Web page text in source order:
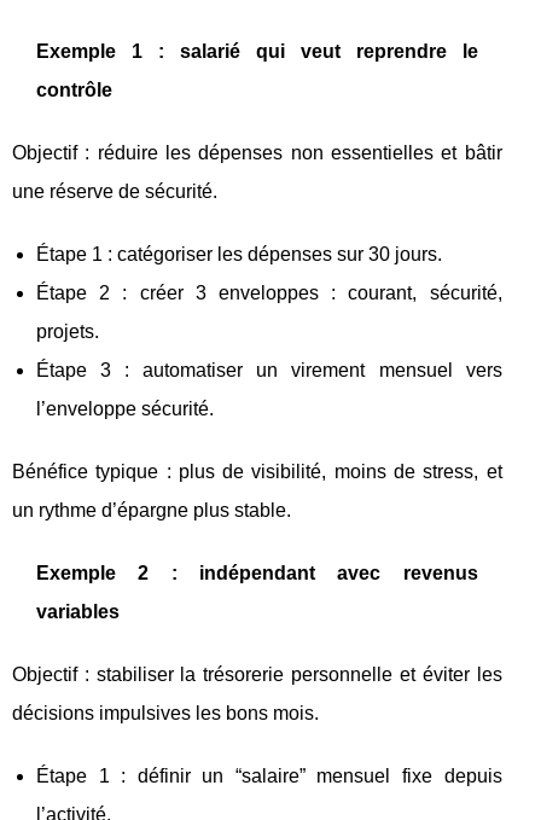
Exemple 1 : salarié qui veut reprendre le
contrôle
Objectif : réduire les dépenses non essentielles et bâtir
une réserve de sécurité.
Étape 1 : catégoriser les dépenses sur 30 jours.
Étape 2 : créer 3 enveloppes : courant, sécurité,
projets.
Étape 3 : automatiser un virement mensuel vers
l’enveloppe sécurité.
Bénéfice typique : plus de visibilité, moins de stress, et
un rythme d’épargne plus stable.
Exemple 2 : indépendant avec revenus
variables
Objectif : stabiliser la trésorerie personnelle et éviter les
décisions impulsives les bons mois.
Étape 1 : définir un “salaire” mensuel fixe depuis
l’activité.